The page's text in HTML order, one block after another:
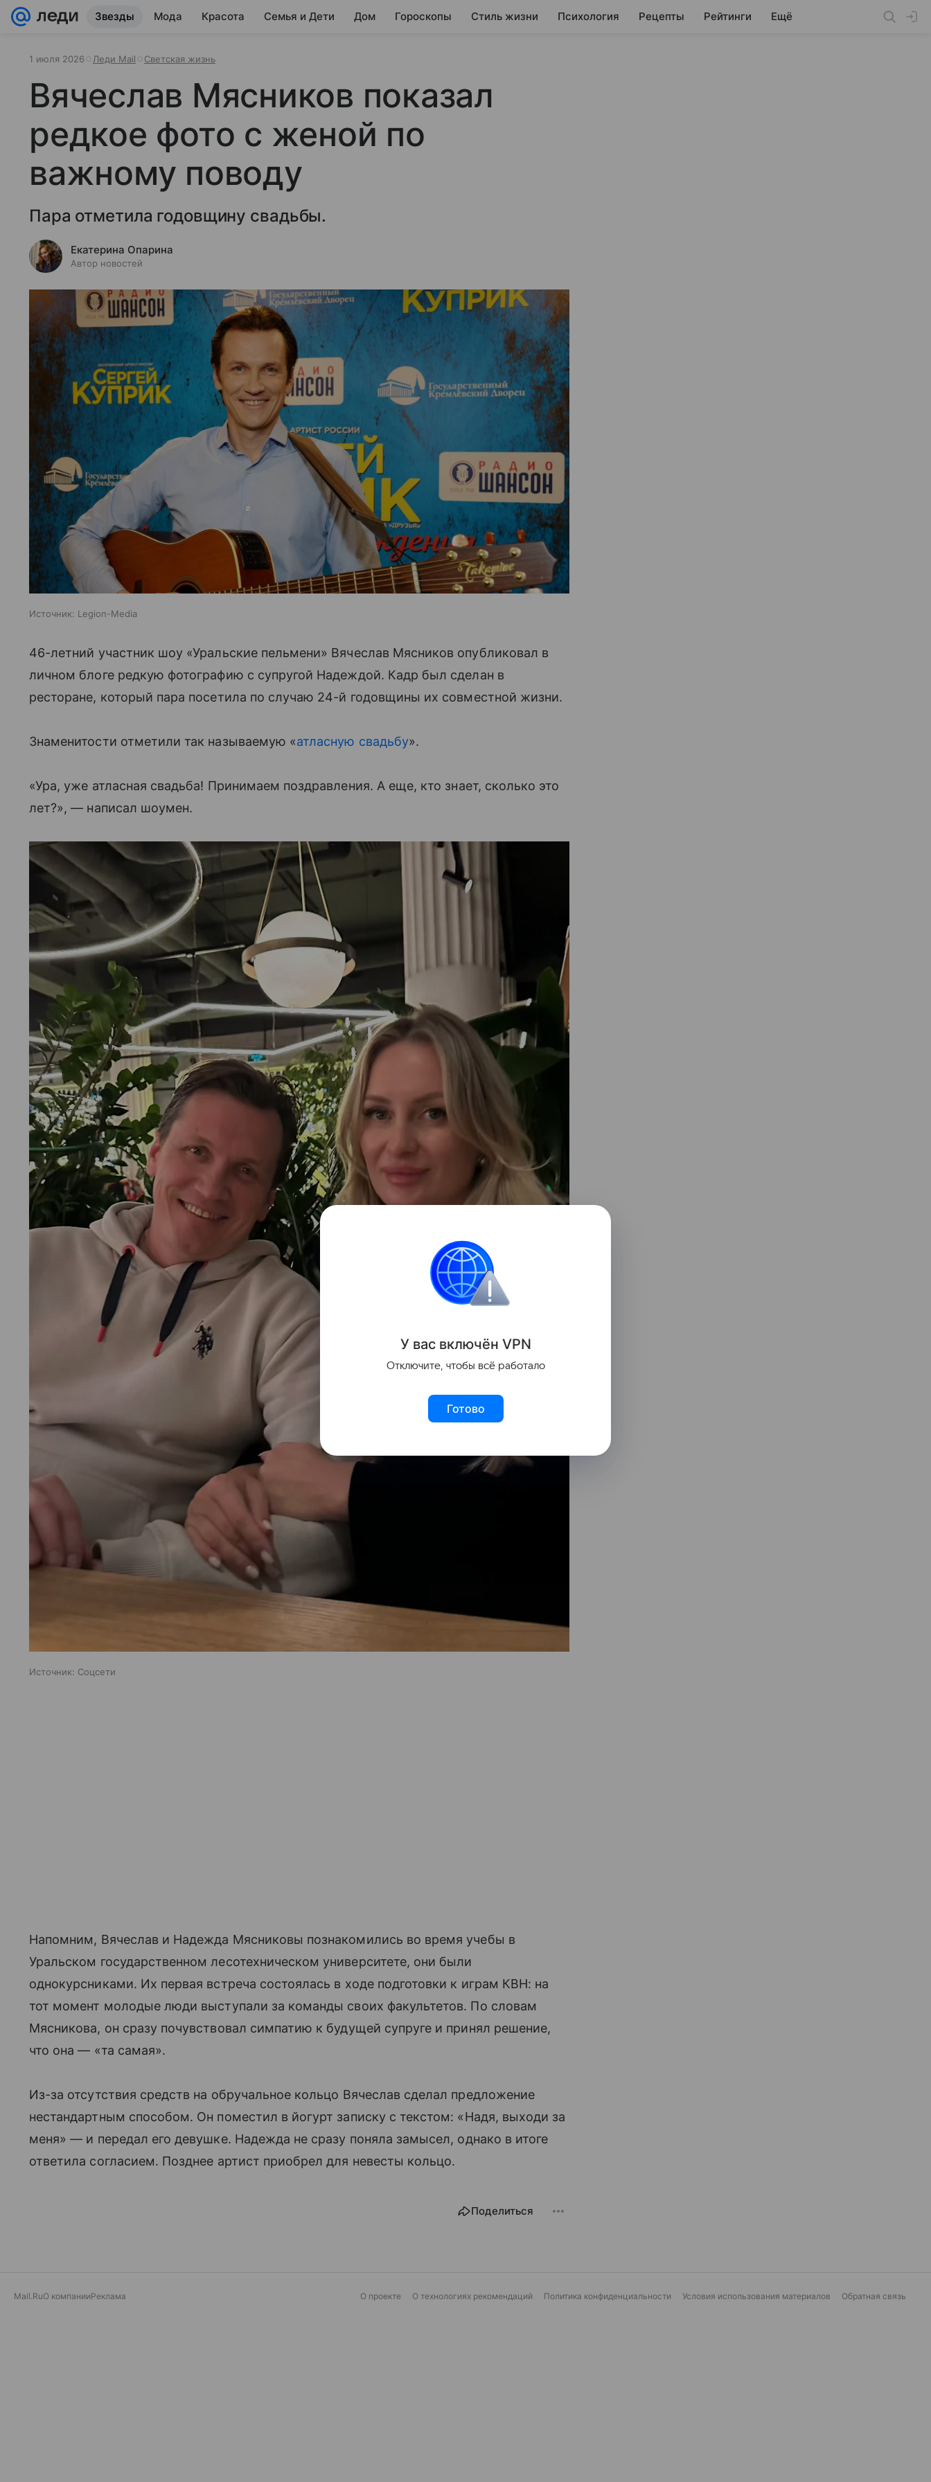
Звезды Мода Красота Семья и Дети Дом Гороскопы Стиль жизни Психология Рецепты Рейтинги Ещё
1 июля 2026 Леди Mail Светская жизнь
Вячеслав Мясников показал
редкое фото с женой по
важному поводу
Пара отметила годовщину свадьбы.
Екатерина Опарина
Автор новостей
Источник: Legion-Media
46-летний участник шоу «Уральские пельмени» Вячеслав Мясников опубликовал в
личном блоге редкую фотографию с супругой Надеждой. Кадр был сделан в
ресторане, который пара посетила по случаю 24-й годовщины их совместной жизни.
Знаменитости отметили так называемую «атласную свадьбу».
«Ура, уже атласная свадьба! Принимаем поздравления. А еще, кто знает, сколько это
лет?», — написал шоумен.
Источник: Соцсети
Напомним, Вячеслав и Надежда Мясниковы познакомились во время учебы в
Уральском государственном лесотехническом университете, они были
однокурсниками. Их первая встреча состоялась в ходе подготовки к играм КВН: на
тот момент молодые люди выступали за команды своих факультетов. По словам
Мясникова, он сразу почувствовал симпатию к будущей супруге и принял решение,
что она — «та самая».
Из-за отсутствия средств на обручальное кольцо Вячеслав сделал предложение
нестандартным способом. Он поместил в йогурт записку с текстом: «Надя, выходи за
меня» — и передал его девушке. Надежда не сразу поняла замысел, однако в итоге
ответила согласием. Позднее артист приобрел для невесты кольцо.
Поделиться
Mail.RuО компанииРеклама О проекте О технологиях рекомендаций Политика конфиденциальности Условия использования материалов Обратная связь
У вас включён VPN
Отключите, чтобы всё работало
Готово